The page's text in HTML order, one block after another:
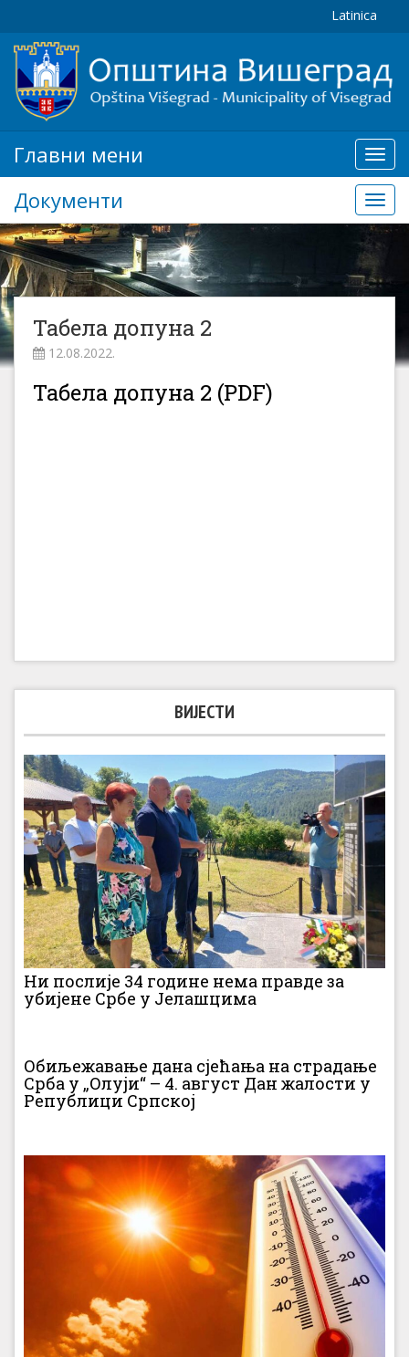
Latinica
мени
Главни мени
Документи
Табела допуна 2
12.08.2022.
Табела допуна 2 (PDF)
ВИЈЕСТИ
Ни послије 34 године нема правде за
убијене Србе у Јелашцима
Обиљежавање дана сјећања на страдање
Срба у „Олуји“ – 4. август Дан жалости у
Републици Српској